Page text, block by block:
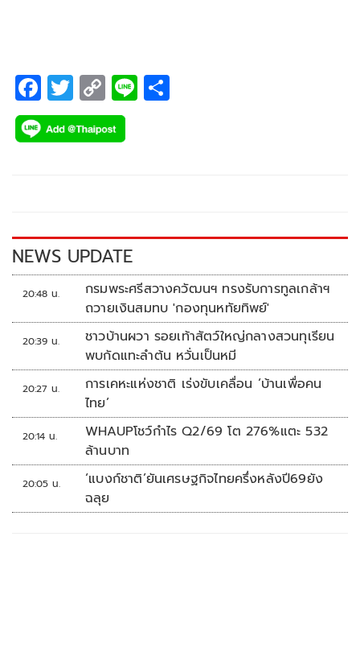
ส่งเสริมและผลักดันส่งออก
F
ac
e
k
T
wi
tt
C
o
p
k
Li
NEWS UPDATE
20:48 น.
กรมพระศรีสวางควัฒนฯ ทรงรับการทูลเกล้าฯ
ถวายเงินสมทบ 'กองทุนหทัยทิพย์'
20:39 น.
ชาวบ้านผวา รอยเท้าสัตว์ใหญ่กลางสวนทุเรียน
พบกัดแทะลำต้น หวั่นเป็นหมี
20:27 น.
การเคหะแห่งชาติ เร่งขับเคลื่อน ‘บ้านเพื่อคน
ไทย’
20:14 น.
WHAUPโชว์กำไร Q2/69 โต 276%แตะ 532
ล้านบาท
20:05 น.
‘แบงก์ชาติ’ยันเศรษฐกิจไทยครึ่งหลังปี69ยัง
ฉลุย